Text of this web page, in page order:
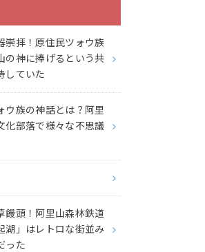
崇拝！原住民ツォウ族
の神に捧げるという共
していた
ウ族の神話とは？阿里
化部落で様々な不思議
饅頭！阿里山森林鉄道
湖」はレトロな街並み
った